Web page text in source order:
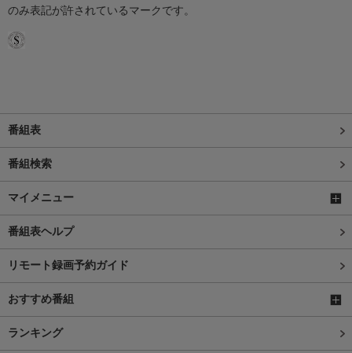
のみ表記が許されているマークです。
番組表
番組検索
マイメニュー
番組表ヘルプ
リモート録画予約ガイド
おすすめ番組
ランキング